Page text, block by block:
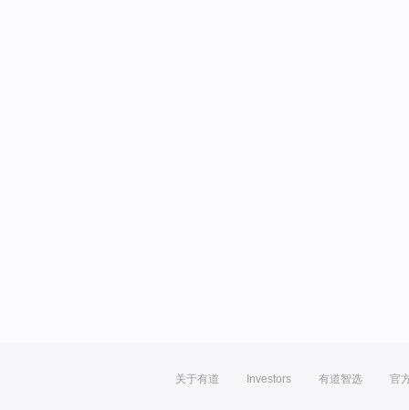
关于有道 Investors 有道智选 官